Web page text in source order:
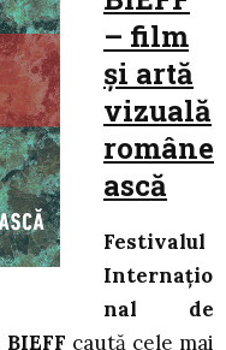
– film
și artă
vizuală
române
ască
Festivalul
Internațio
nal de
BIEFF caută cele mai